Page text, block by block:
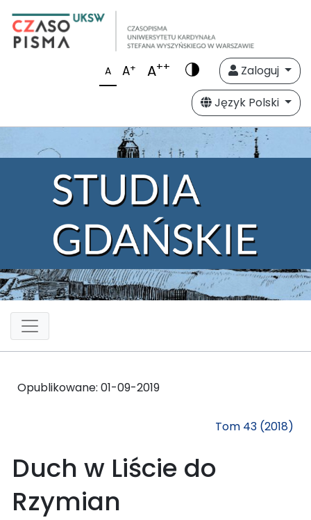
A A+ A++
Zaloguj
Język Polski
Opublikowane: 01-09-2019
Tom 43 (2018)
Duch w Liście do
Rzymian